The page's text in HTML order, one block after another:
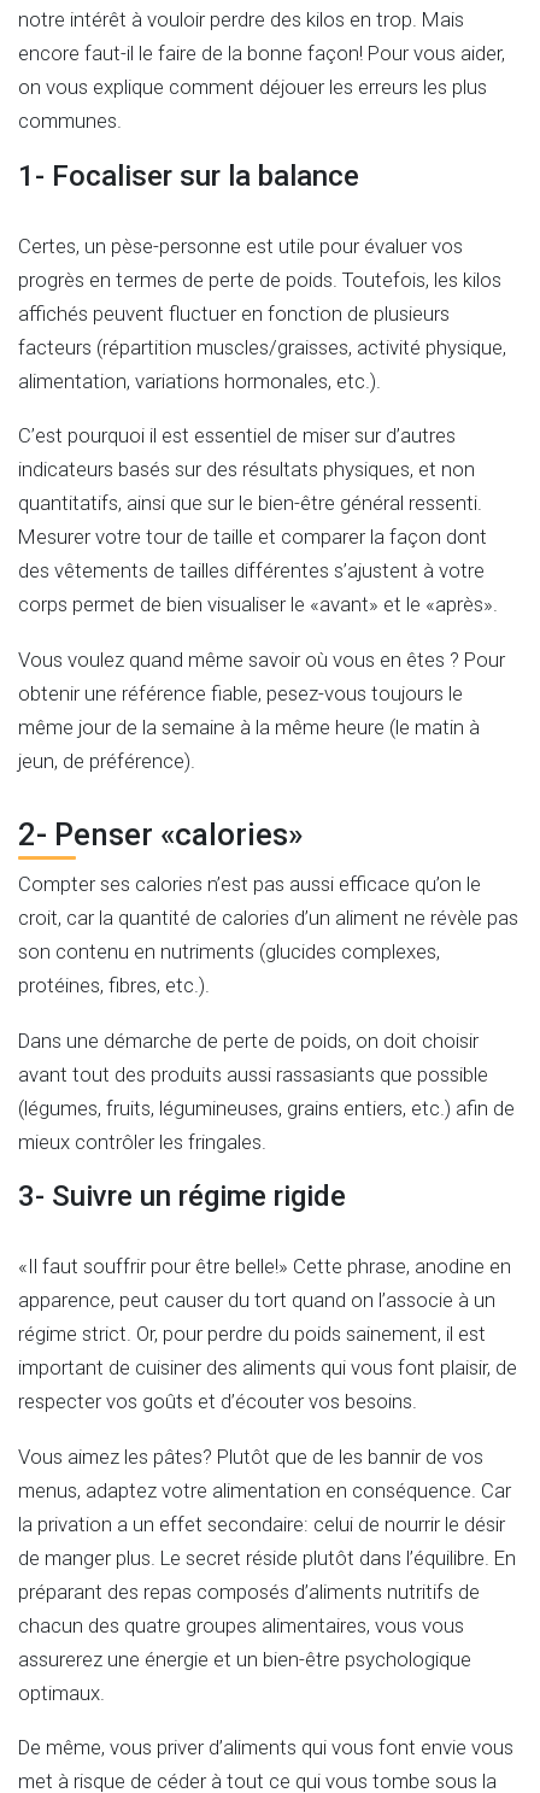
notre intérêt à vouloir perdre des kilos en trop. Mais
encore faut-il le faire de la bonne façon! Pour vous aider,
on vous explique comment déjouer les erreurs les plus
communes.
1- Focaliser sur la balance
Certes, un pèse-personne est utile pour évaluer vos
progrès en termes de perte de poids. Toutefois, les kilos
affichés peuvent fluctuer en fonction de plusieurs
facteurs (répartition muscles/graisses, activité physique,
alimentation, variations hormonales, etc.).
C’est pourquoi il est essentiel de miser sur d’autres
indicateurs basés sur des résultats physiques, et non
quantitatifs, ainsi que sur le bien-être général ressenti.
Mesurer votre tour de taille et comparer la façon dont
des vêtements de tailles différentes s’ajustent à votre
corps permet de bien visualiser le «avant» et le «après».
Vous voulez quand même savoir où vous en êtes ? Pour
obtenir une référence fiable, pesez-vous toujours le
même jour de la semaine à la même heure (le matin à
jeun, de préférence).
2- Penser «calories»
Compter ses calories n’est pas aussi efficace qu’on le
croit, car la quantité de calories d’un aliment ne révèle pas
son contenu en nutriments (glucides complexes,
protéines, fibres, etc.).
Dans une démarche de perte de poids, on doit choisir
avant tout des produits aussi rassasiants que possible
(légumes, fruits, légumineuses, grains entiers, etc.) afin de
mieux contrôler les fringales.
3- Suivre un régime rigide
«Il faut souffrir pour être belle!» Cette phrase, anodine en
apparence, peut causer du tort quand on l’associe à un
régime strict. Or, pour perdre du poids sainement, il est
important de cuisiner des aliments qui vous font plaisir, de
respecter vos goûts et d’écouter vos besoins.
Vous aimez les pâtes? Plutôt que de les bannir de vos
menus, adaptez votre alimentation en conséquence. Car
la privation a un effet secondaire: celui de nourrir le désir
de manger plus. Le secret réside plutôt dans l’équilibre. En
préparant des repas composés d’aliments nutritifs de
chacun des quatre groupes alimentaires, vous vous
assurerez une énergie et un bien-être psychologique
optimaux.
De même, vous priver d’aliments qui vous font envie vous
met à risque de céder à tout ce qui vous tombe sous la